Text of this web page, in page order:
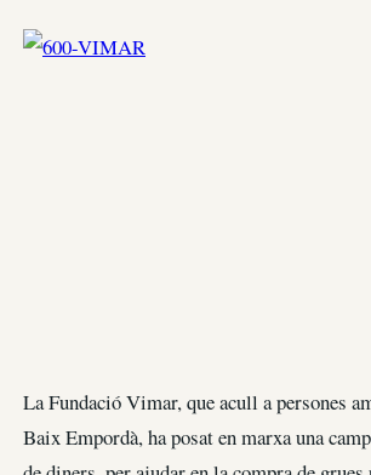
La Fundació Vimar, que acull a persones
Baix Empordà, ha posat en marxa una